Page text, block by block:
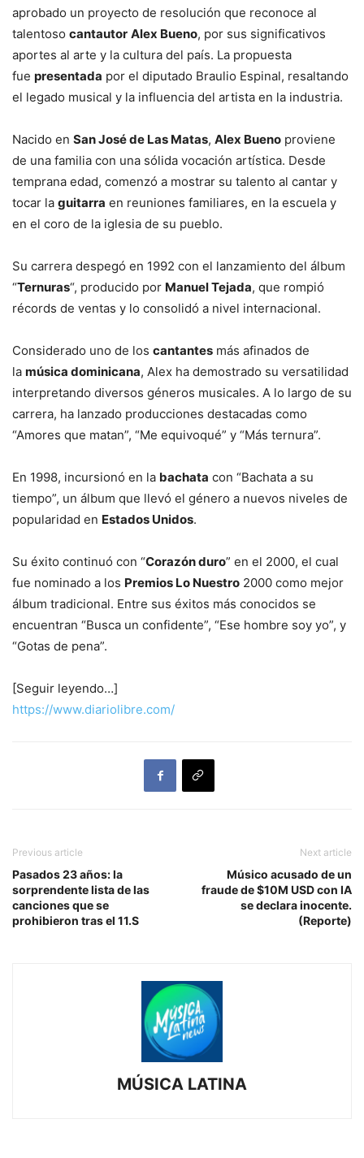
aprobado un proyecto de resolución que reconoce al
talentoso cantautor Alex Bueno, por sus significativos
aportes al arte y la cultura del país. La propuesta
fue presentada por el diputado Braulio Espinal, resaltando
el legado musical y la influencia del artista en la industria.
Nacido en San José de Las Matas, Alex Bueno proviene
de una familia con una sólida vocación artística. Desde
temprana edad, comenzó a mostrar su talento al cantar y
tocar la guitarra en reuniones familiares, en la escuela y
en el coro de la iglesia de su pueblo.
Su carrera despegó en 1992 con el lanzamiento del álbum
“Ternuras“, producido por Manuel Tejada, que rompió
récords de ventas y lo consolidó a nivel internacional.
Considerado uno de los cantantes más afinados de
la música dominicana, Alex ha demostrado su versatilidad
interpretando diversos géneros musicales. A lo largo de su
carrera, ha lanzado producciones destacadas como
“Amores que matan”, “Me equivoqué” y “Más ternura”.
En 1998, incursionó en la bachata con “Bachata a su
tiempo”, un álbum que llevó el género a nuevos niveles de
popularidad en Estados Unidos.
Su éxito continuó con “Corazón duro” en el 2000, el cual
fue nominado a los Premios Lo Nuestro 2000 como mejor
álbum tradicional. Entre sus éxitos más conocidos se
encuentran “Busca un confidente”, “Ese hombre soy yo”, y
“Gotas de pena”.
[Seguir leyendo…]
https://www.diariolibre.com/
Previous article
Pasados 23 años: la
sorprendente lista de las
canciones que se
prohibieron tras el 11.S
Next article
Músico acusado de un
fraude de $10M USD con IA
se declara inocente.
(Reporte)
MÚSICA LATINA